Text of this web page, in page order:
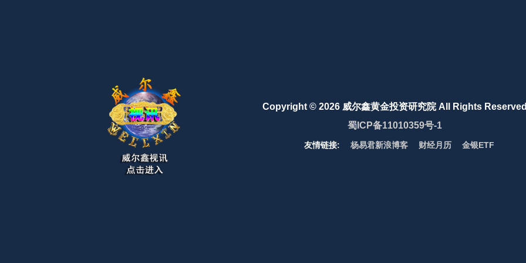
Copyright © 2026 威尔鑫黄金投资研究院 All Rights
蜀ICP备11010359号-1
友情链接: 杨易君新浪博客 财经月历 金银ETF